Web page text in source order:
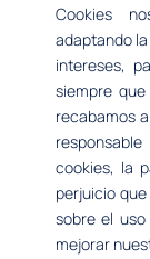
Cookies
adaptando
intereses,
siempre
recabamos
cookies, la
perjuicio
sobre el
mejorar